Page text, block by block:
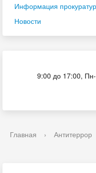
Информация
Новости
9:00 до 17:00,
Главная › Антитеррор